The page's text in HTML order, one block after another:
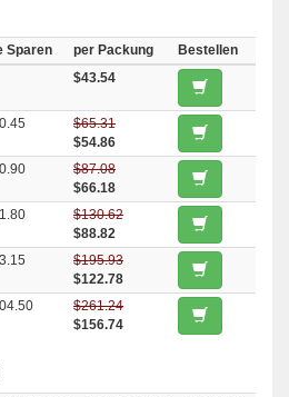
Sparen per Packung
Bestellen
$43.54
$65.31
$54.86
$87.08
$66.18
$130.62
$88.82
$195.93
$122.78
$261.24
$156.74